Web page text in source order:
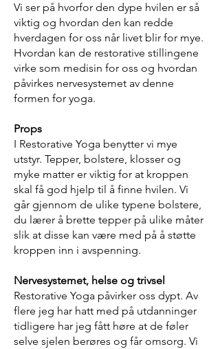
Vi ser på hvorfor den dype hvilen er så
viktig og hvordan den kan redde
hverdagen for oss når livet blir for mye.
Hvordan kan de restorative stillingene
virke som medisin for oss og hvordan
påvirkes nervesystemet av denne
formen for yoga.
Props
I Restorative Yoga benytter vi mye
utstyr. Tepper, bolstere, klosser og
myke matter er viktig for at kroppen
skal få god hjelp til å finne hvilen. Vi
går gjennom de ulike typene bolstere,
du lærer å brette tepper på ulike måter
slik at disse kan være med på å støtte
kroppen inn i avspenning.
Nervesystemet, helse og trivsel
Restorative Yoga påvirker oss dypt. Av
flere jeg har hatt med på utdanninger
tidligere har jeg fått høre at de føler
selve sjelen berøres og får omsorg. Vi